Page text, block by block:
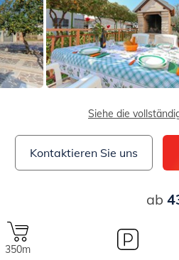
Siehe die
Kontaktieren Sie uns
ab
350m